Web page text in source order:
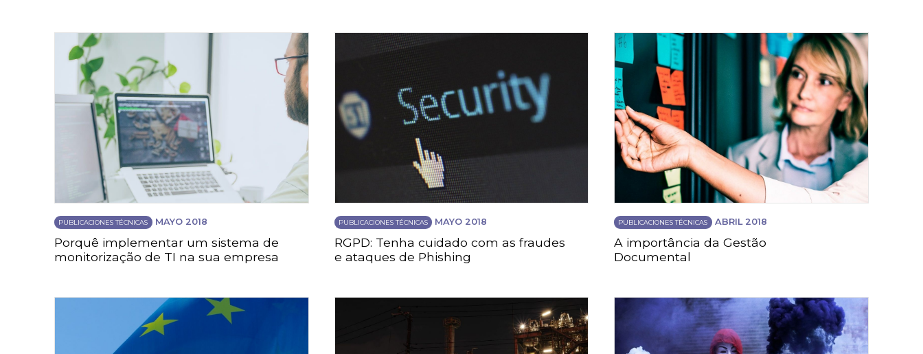
PUBLICACIONES TÉCNICAS MAYO 2018
Porquê implementar um sistema de
monitorização de TI na sua empresa
PUBLICACIONES TÉCNICAS MAYO 2018
RGPD: Tenha cuidado com as fraudes
e ataques de Phishing
PUBLICACIONES TÉCNICAS ABRIL 2018
A importância da Gestão
Documental